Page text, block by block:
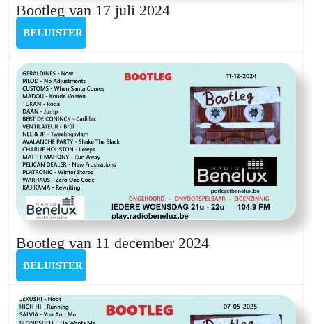
Bootleg van 17 juli 2024Bootleg
juli
2024
BELUISTER
Bootleg van 11 december 2024Bootleg
december
2024
BELUISTER